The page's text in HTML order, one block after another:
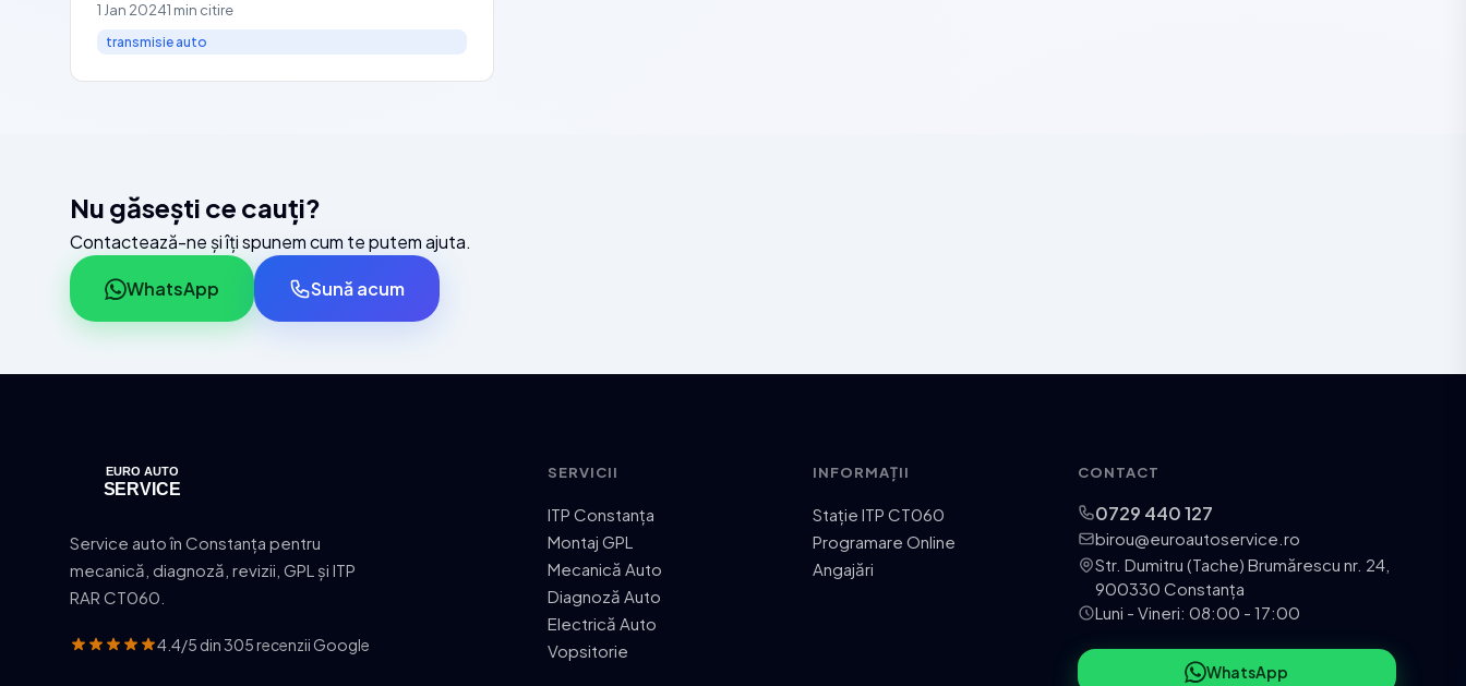
440 127.
1 Jan 20241 min citire
transmisie auto
Nu găsești ce cauți?
Contactează-ne și îți spunem cum te putem ajuta.
WhatsApp Sună acum
Service auto în Constanța pentru
mecanică, diagnoză, revizii, GPL și ITP
RAR CT060.
4.4/5 din 305 recenzii Google
SERVICII
ITP Constanța
Montaj GPL
Mecanică Auto
Diagnoză Auto
Electrică Auto
Vopsitorie
INFORMAȚII
Stație ITP CT060
Programare Online
Angajări
CONTACT
0729 440 127
birou@euroautoservice.ro
Str. Dumitru (Tache) Brumărescu nr. 24,
900330 Constanța
Luni - Vineri: 08:00 - 17:00
WhatsApp